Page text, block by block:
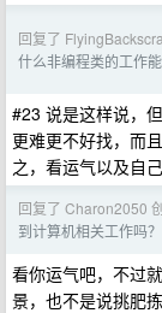
回复了
什么非编程类的工作
#23 说是这样说，
更难更不好找，而
之，看运气以及自己
回复了 Charon2050
到计算机相关工作吗？
看你运气吧，不过
景，也不是说挑肥